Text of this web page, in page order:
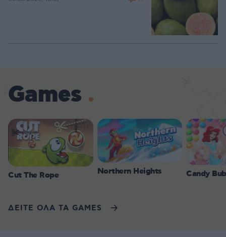
Games
Cut The Rope Northern Heights Candy
ΔΕΙΤΕ ΟΛΑ ΤΑ GAMES